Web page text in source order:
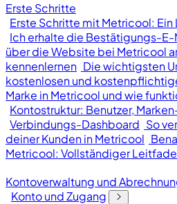
Erste Schritte
Erste Schritte mit Metricool:
Ich erhalte die Bestätigungs-E-
über die Website bei Metricool
kennenlernen Die wichtigsten
kostenlosen und
Marke in Metricool und wie
Kontostruktur: Benutzer,
Verbindungs-Dashboard So
deiner Kunden in Metricool
Metricool: Vollständiger
Kontoverwaltung und
Konto und Zugang